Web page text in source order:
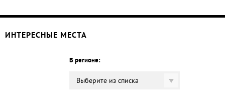
ИНТЕРЕСНЫЕ МЕСТА
В регионе:
Выберите из списка